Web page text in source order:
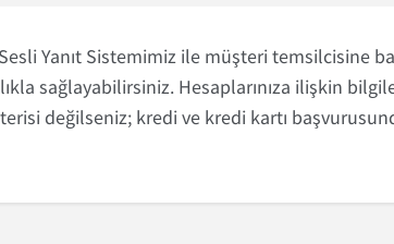
Yanıt Sistemimiz ile müşteri
sağlayabilirsiniz. Hesaplarınıza ilişkin
değilseniz; kredi ve kredi kartı